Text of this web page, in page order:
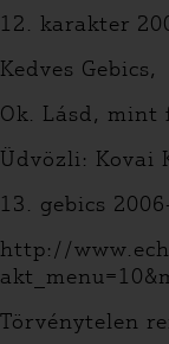
12. karakter
Kedves Gebics,
Ok. Lásd, mint
Üdvözli: Kovai
13. gebics
http://
Törvénytelen